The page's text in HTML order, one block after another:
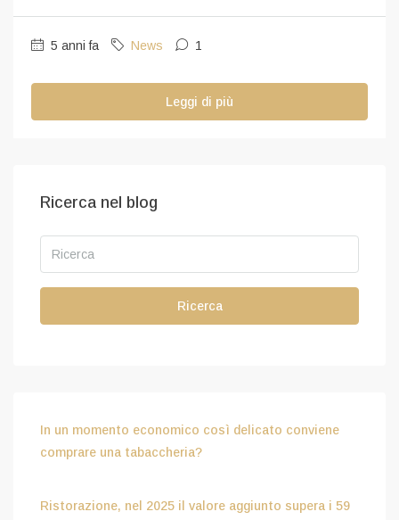
5 anni fa News 1
Leggi di più
Ricerca nel blog
Ricerca
In un momento economico così delicato conviene
comprare una tabaccheria?
Ristorazione, nel 2025 il valore aggiunto supera i 59